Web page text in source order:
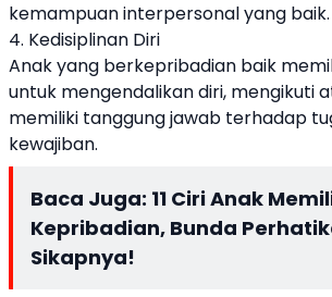
kemampuan interpersonal yang baik.
4. Kedisiplinan Diri
Anak yang berkepribadian baik
untuk mengendalikan diri, mengikuti
memiliki tanggung jawab terhadap
kewajiban.
Baca Juga: 11 Ciri Anak
Kepribadian, Bunda
Sikapnya!